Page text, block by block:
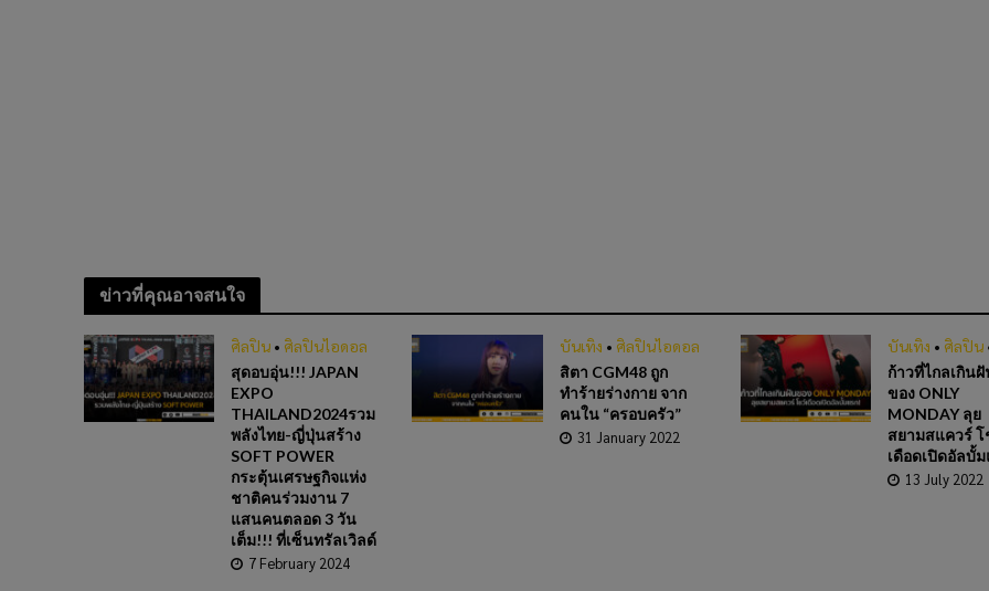
ข่าวที่คุณอาจสนใจ
ศิลปิน • ศิลปินไอดอล
สุดอบอุ่น!!! JAPAN
EXPO
THAILAND2024รวม
พลังไทย-ญี่ปุ่นสร้าง
SOFT POWER
กระตุ้นเศรษฐกิจแห่ง
ชาติคนร่วมงาน 7
แสนคนตลอด 3 วัน
เต็ม!!! ที่เซ็นทรัลเวิลด์
7 February 2024
บันเทิง • ศิลปินไอดอล
สิตา CGM48 ถูก
ทำร้ายร่างกาย จาก
คนใน “ครอบครัว”
31 January 2022
บันเทิง • ศิลปิน
ก้าวที่ไกลเกิน
ของ ONLY
MONDAY ลุย
สยามสแควร์
เดือดเปิดอัลบั้
13 July 2022